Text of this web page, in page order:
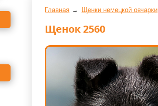
Главная Щенки немецкой овчарки
Щенок 2560